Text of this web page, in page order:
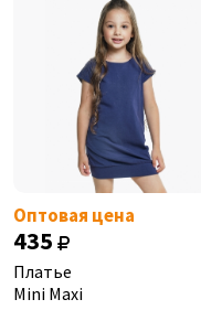
Оптовая цена
435
Платье
Mini Maxi